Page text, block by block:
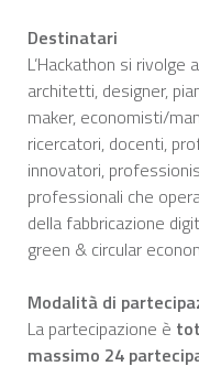
Destinatari
L’Hackathon si
architetti, designer,
maker, economisti/
ricercatori, docenti,
innovatori,
professionali che
della fabbricazione
green & circular
Modalità di
La partecipazione è
massimo 24